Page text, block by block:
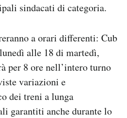
sindacati di categoria.
a orari differenti: Cub
alle 18 di martedì,
per 8 ore nell’intero turno
variazioni e
dei treni a lunga
garantiti anche durante lo